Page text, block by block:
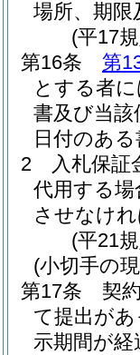
場所、期
(平17
第16条
第
とする者
書及び当
日付のあ
2
入札保
代用する
させなけ
(平21
(小切手の
第17条
契
て提出が
示期間が